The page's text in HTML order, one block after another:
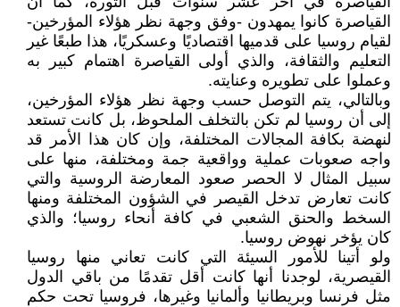
القياصرة كانوا يمهدون -وفق وجهة نظر هؤلاء المؤرخين-
لقيام روسيا على قدميها اقتصاديًا وعسكريًا، هذا طبعًا غير
التعليم والثقافة، والذي أولى القياصرة اهتمام كبير به
وعملوا على تطويره وعنايته.
وبالتالي، يتم التوصل حسب وجهة نظر هؤلاء المؤرخين،
إلى أن روسيا لم تكن بالتخلف الملحوظ، بل كانت تستعد
لنهضة بكافة المجالات المختلفة، وإن كان هذا الأمر قد
واجه صعوبات عملية وواقعية جمة ومختلفة، منها على
سبيل المثال لا الحصر صعود المعارضة الروسية والتي
كانت تعارض تدخل القيصر في الشؤون المختلفة ومنها
السخط والحنق الشعبي في كافة أنحاء روسيا؛ والذي
كان يؤخر نهوض روسيا.
ولو أتينا للأمور السيئة التي كانت تعاني منها روسيا
القيصرية، لوجدنا أنها كانت أقل تقدمًا من باقي الدول
مثل فرنسا وبريطانيا وألمانيا وغيرها، فروسيا تحت حكم